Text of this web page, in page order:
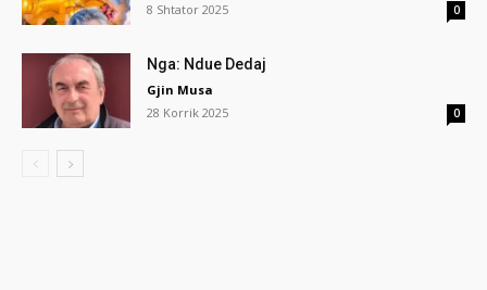
8 Shtator 2025
0
Nga: Ndue Dedaj
Gjin Musa
28 Korrik 2025
0